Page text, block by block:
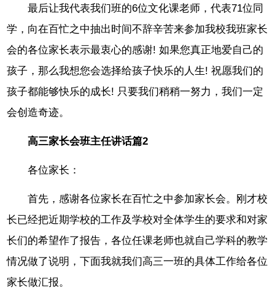
最后让我代表我们班的6位文化课老师，代表71位同
学，向在百忙之中抽出时间不辞辛苦来参加我校我班家长
会的各位家长表示最衷心的感谢! 如果您真正地爱自己的
孩子，那么我想您会选择给孩子快乐的人生! 祝愿我们的
孩子都能够快乐的成长! 只要我们稍稍一努力，我们一定
会创造奇迹。
高三家长会班主任讲话篇2
各位家长：
首先，感谢各位家长在百忙之中参加家长会。刚才校
长已经把近期学校的工作及学校对全体学生的要求和对家
长们的希望作了报告，各位任课老师也就自己学科的教学
情况做了说明，下面我就我们高三一班的具体工作给各位
家长做汇报。